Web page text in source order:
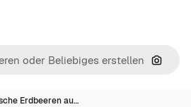
Nach
Erdbeeren au…